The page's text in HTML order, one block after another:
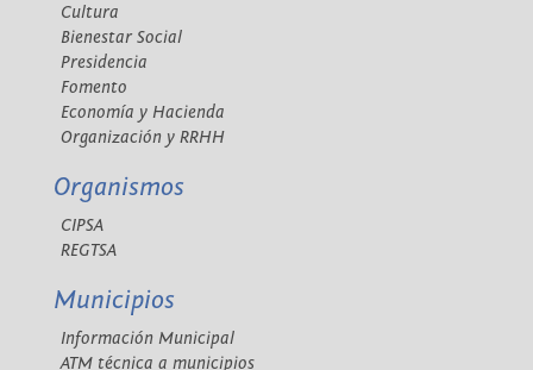
Cultura
Bienestar Social
Presidencia
Fomento
Economía y Hacienda
Organización y RRHH
Organismos
CIPSA
REGTSA
Municipios
Información Municipal
ATM técnica a municipios